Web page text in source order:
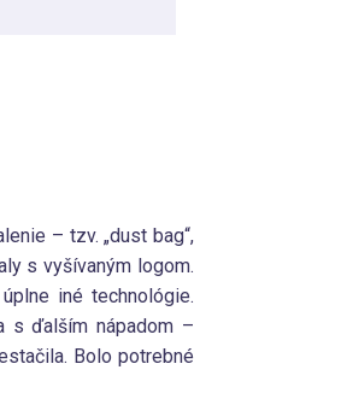
– tzv. „dust bag“,
s vyšívaným logom.
iné technológie.
s ďalším nápadom –
Bolo potrebné